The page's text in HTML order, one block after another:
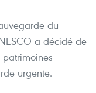
du
a décidé de
urgente.